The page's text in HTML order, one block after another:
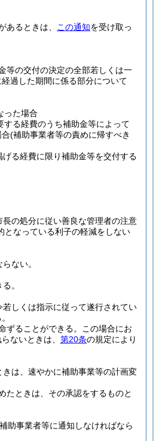
るときは、 この通知を受け取っ
等の交付の決定の全部若しくは一
過した期間に係る部分について
った場合
る経費のうち補助金等によって
(補助事業者等の責めに帰すべき
る経費に限り補助金等を交付する
の処分に従い善良な管理者の注意
となっている利子の軽減をしない
ない。
。
しくは指示に従って遂行されてい
ることができる。
この場合にお
ないときは、 第20条の規定により
は、速やかに補助事業等の計画変
たときは、その承認をするものと
助事業者等に通知しなければなら